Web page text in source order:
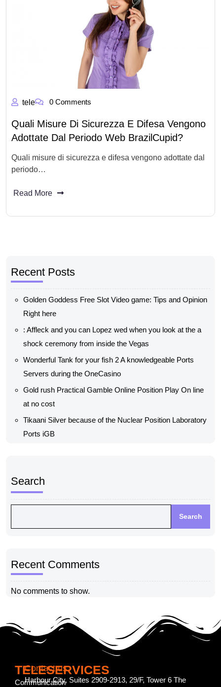
tele 0 Comments
Quali Misure Di Sicurezza E Difesa Vengono
Adottate Dal Periodo Web BrazilCupid?
Quali misure di sicurezza e difesa vengono adottate dal
periodo…
Read More
Recent Posts
Golden Goddess Free Slot Video game: Tips and Opinion
Right here
: Affleck and you can Lopez wed when you look at the a
shock ceremony from inside the Vegas
Wonderful Tank for your fish 2 A knowledgeable Ports
Servers during the OneCasino
Gold rush Practical Gamble Online Position Play On line
at no cost
Tikaani Silver because of the Nuclear Position Laboratory
Ports iGB
Search
Search
Recent Comments
No comments to show.
TELESERVICES
Communication
Contact us
Harbour City, Suites 2909-2913, 29/F, Tower 6 The